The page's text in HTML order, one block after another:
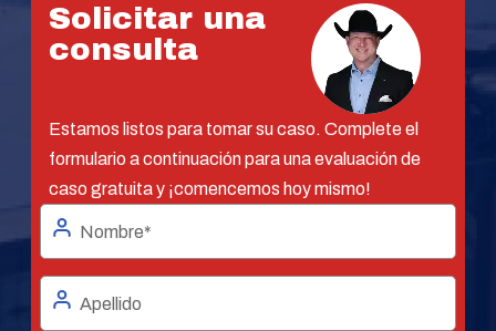
Solicitar una
consulta
Estamos listos para tomar su caso. Complete el
formulario a continuación para una evaluación de
caso gratuita y ¡comencemos hoy mismo!